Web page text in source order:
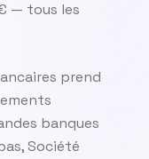
— tous les
prend
banques
Société